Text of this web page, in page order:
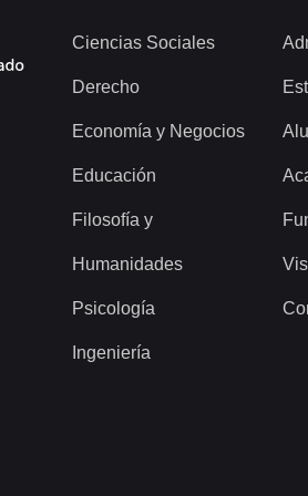
Ciencias Sociales
Derecho
Economía y Negocios
Educación
Filosofía y
Humanidades
Psicología
Ingeniería